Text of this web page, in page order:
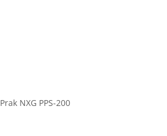
Prak NXG PPS-200